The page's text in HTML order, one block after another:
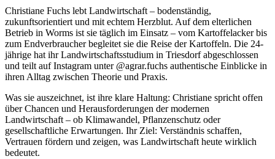
Christiane Fuchs lebt Landwirtschaft – bodenständig,
zukunftsorientiert und mit echtem Herzblut. Auf dem elterlichen
Betrieb in Worms ist sie täglich im Einsatz – vom Kartoffelacker bis
zum Endverbraucher begleitet sie die Reise der Kartoffeln. Die 24-
jährige hat ihr Landwirtschaftsstudium in Triesdorf abgeschlossen
und teilt auf Instagram unter @agrar.fuchs authentische Einblicke in
ihren Alltag zwischen Theorie und Praxis.
Was sie auszeichnet, ist ihre klare Haltung: Christiane spricht offen
über Chancen und Herausforderungen der modernen
Landwirtschaft – ob Klimawandel, Pflanzenschutz oder
gesellschaftliche Erwartungen. Ihr Ziel: Verständnis schaffen,
Vertrauen fördern und zeigen, was Landwirtschaft heute wirklich
bedeutet.